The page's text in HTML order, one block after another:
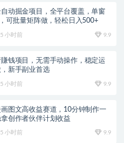
动掘金项目，全平台覆盖，单窗
可批量矩阵做，轻松日入500+
小时前 9.9
钱项目，无需手动操作，稳定运
新手副业首选
小时前 9.9
图文高收益赛道，10分钟制作一
创作者伙伴计划收益
小时前 9.9